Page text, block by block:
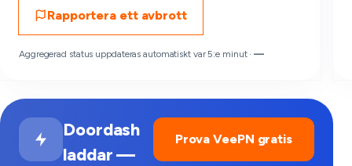
Rapportera ett avbrott
Aggregerad status uppdateras automatiskt var 5:e minut ·—
Doordash
laddar —
Prova VeePN gratis